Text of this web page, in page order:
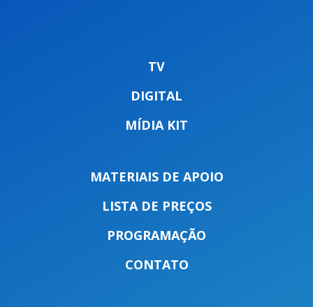
TV
DIGITAL
MÍDIA KIT
MATERIAIS DE APOIO
LISTA DE PREÇOS
PROGRAMAÇÃO
CONTATO